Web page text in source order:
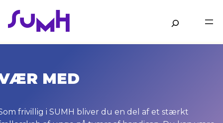
hovedindhold
Søg
MED
frivillig i SUMH bliver du en del af et stærkt